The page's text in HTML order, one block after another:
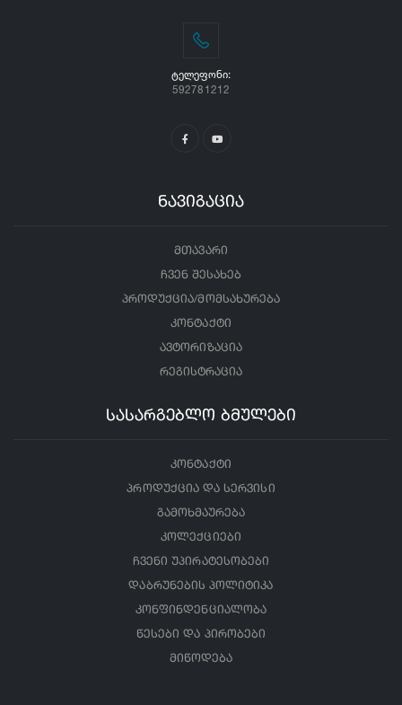
ᲢᲔᲚᲔᲤᲝᲜᲘ:
592781212
ნავიგაცია
მთავარი
ჩვენ შესახებ
პროდუქცია/მომსახურება
კონტაქტი
ავტორიზაცია
რეგისტრაცია
სასარგებლო ბმულები
კონტაქტი
პროდუქცია და სერვისი
გამოხმაურება
კოლექციები
ჩვენი უპირატესობები
დაბრუნების პოლიტიკა
კონფინდენციალობა
წესები და პირობები
მიწოდება